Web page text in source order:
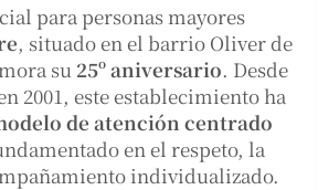
para personas mayores
, situado en el barrio Oliver de
su 25º aniversario. Desde
2001, este establecimiento ha
de atención centrado
en el respeto, la
individualizado.